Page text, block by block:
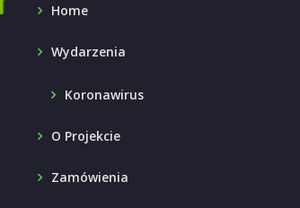
Home
Wydarzenia
Koronawirus
O Projekcie
Zamówienia